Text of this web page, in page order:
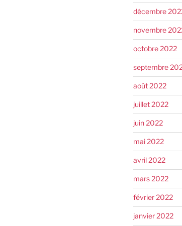
décembre
novembre
octobre 2022
septembre
août 2022
juillet 2022
juin 2022
mai 2022
avril 2022
mars 2022
février 2022
janvier 2022